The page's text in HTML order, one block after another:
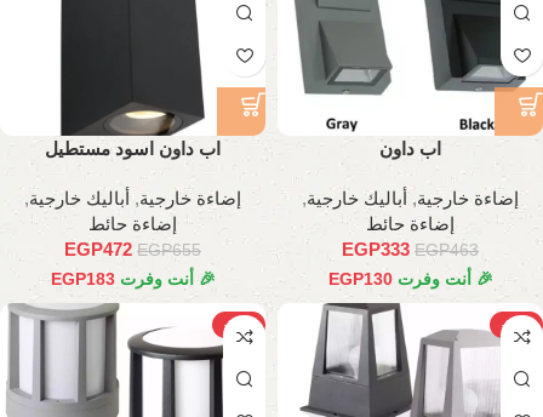
اب داون
إضاءة خارجية, أباليك خارجية,
إضاءة حائط
EGP463
EGP333
🎉 أنت وفرت EGP130
اب داون اسود مستطيل
إضاءة خارجية, أباليك خارجية,
إضاءة حائط
EGP655
EGP472
🎉 أنت وفرت EGP183
-29%
-29%